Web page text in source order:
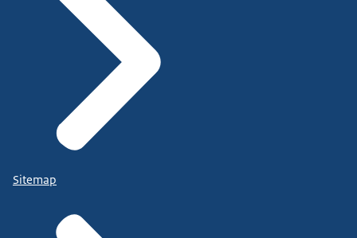
Sitemap